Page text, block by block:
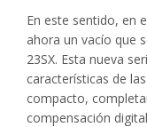
En este sentido, en
ahora un vacío que
23SX. Esta nueva
características de
compacto,
compensación